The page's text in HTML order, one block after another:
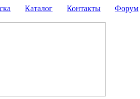
Каталог Контакты Форум